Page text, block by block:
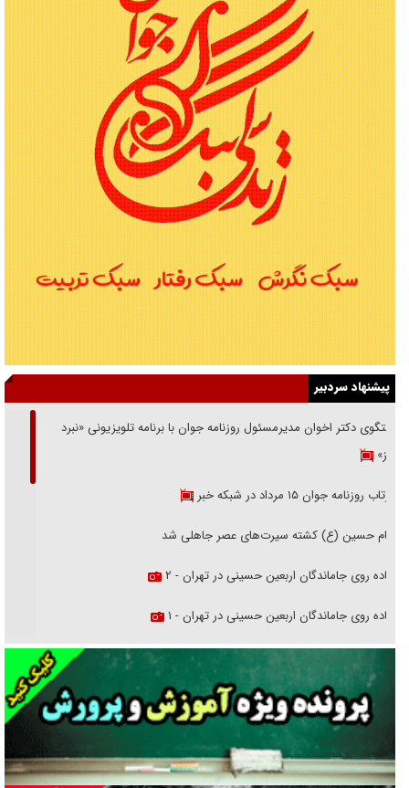
پیشنهاد سردبیر
گفتگوی دکتر اخوان مدیرمسئول روزنامه جوان با برنامه تلویزیونی «نبرد
هرمز»
بازتاب روزنامه جوان ۱۵ مرداد در شبکه خبر
امام حسین (ع) کشته سیرت‌های عصر جاهلی شد
پیاده روی جاماندگان اربعین حسینی در تهران - ۲
پیاده روی جاماندگان اربعین حسینی در تهران - ۱
فریاد‌ها و ناله‌های دوستان مبارزدلم را آتش می‌زد
تغییر رویه دشمن در ترور از شیخ فضل‌الله تا مصباح یزدی
خرید قسطی اولش خنده و آخرش گریه است!
فوتبال و آن «بالا»!